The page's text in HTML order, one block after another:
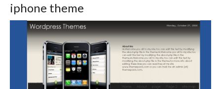
iphone theme